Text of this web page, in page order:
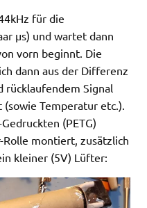
für die
µs) und wartet dann
vorn beginnt. Die
dann aus der Differenz
rücklaufendem Signal
Temperatur etc.).
(PETG)
montiert, zusätzlich
kleiner (5V) Lüfter: